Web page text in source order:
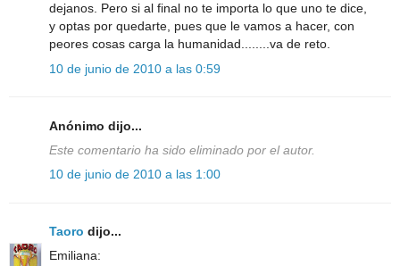
dejanos. Pero si al final no te importa lo que uno te dice,
y optas por quedarte, pues que le vamos a hacer, con
peores cosas carga la humanidad........va de reto.
10 de junio de 2010 a las 0:59
Anónimo dijo...
Este comentario ha sido eliminado por el autor.
10 de junio de 2010 a las 1:00
Taoro dijo...
Emiliana: